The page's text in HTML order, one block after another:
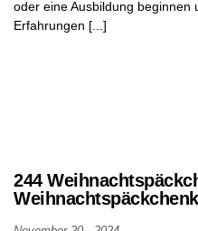
oder eine Ausbildung
Erfahrungen [...]
244